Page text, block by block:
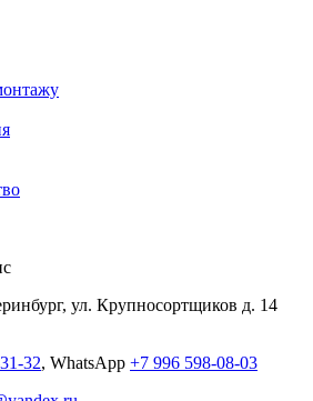
ул. Крупносортщиков д. 14
32, WhatsApp +7 996 598-08-03